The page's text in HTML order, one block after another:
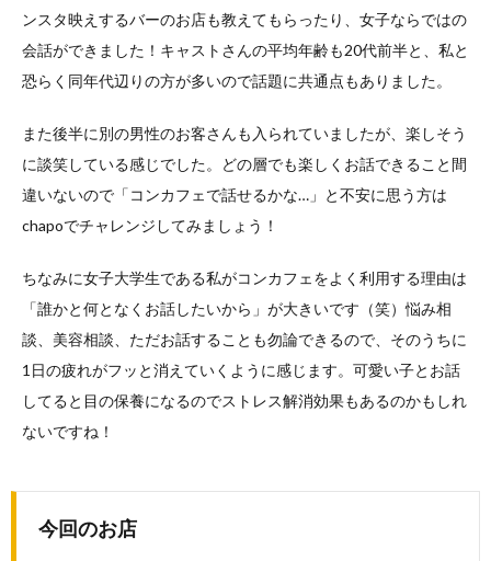
ンスタ映えするバーのお店も教えてもらったり、女子ならではの
会話ができました！キャストさんの平均年齢も20代前半と、私と
恐らく同年代辺りの方が多いので話題に共通点もありました。
また後半に別の男性のお客さんも入られていましたが、楽しそう
に談笑している感じでした。どの層でも楽しくお話できること間
違いないので「コンカフェで話せるかな…」と不安に思う方は
chapoでチャレンジしてみましょう！
ちなみに女子大学生である私がコンカフェをよく利用する理由は
「誰かと何となくお話したいから」が大きいです（笑）悩み相
談、美容相談、ただお話することも勿論できるので、そのうちに
1日の疲れがフッと消えていくように感じます。可愛い子とお話
してると目の保養になるのでストレス解消効果もあるのかもしれ
ないですね！
今回のお店